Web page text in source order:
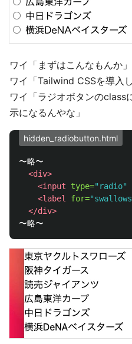
ワイ「まずはこんなもんか」
ワイ「Tailwind CSSを導入し
ワイ「ラジオボタンの
示になるんやな」
hidden_radiobutton.html
〜略〜
<div>
<input
type="radio"
<label
for=
</div>